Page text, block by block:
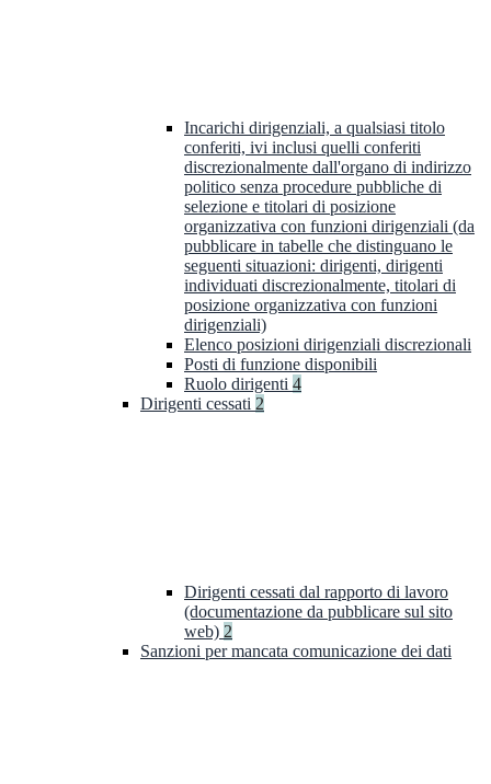
Incarichi dirigenziali, a qualsiasi titolo
conferiti, ivi inclusi quelli conferiti
discrezionalmente dall'organo di indirizzo
politico senza procedure pubbliche di
selezione e titolari di posizione
organizzativa con funzioni dirigenziali (da
pubblicare in tabelle che distinguano le
seguenti situazioni: dirigenti, dirigenti
individuati discrezionalmente, titolari di
posizione organizzativa con funzioni
dirigenziali)
Elenco posizioni dirigenziali discrezionali
Posti di funzione disponibili
Ruolo dirigenti 4
Dirigenti cessati 2
Dirigenti cessati dal rapporto di lavoro
(documentazione da pubblicare sul sito
web) 2
Sanzioni per mancata comunicazione dei dati